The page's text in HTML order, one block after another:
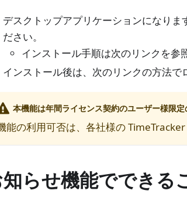
デスクトップアプリケーションになりま
ださい。
インストール手順は次のリンクを参
インストール後は、次のリンクの方法で
本機能は年間ライセンス契約のユーザー様限定
能の利用可否は、各社様の
らせ機能でできる